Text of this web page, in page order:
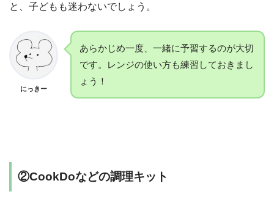
と、子どもも迷わないでしょう。
にっきー
あらかじめ一度、一緒に予習するのが大切
です。レンジの使い方も練習しておきまし
ょう！
②CookDoなどの調理キット